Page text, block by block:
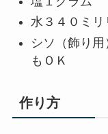
水３４０ミリ
シソ（飾り
もＯＫ
作り方